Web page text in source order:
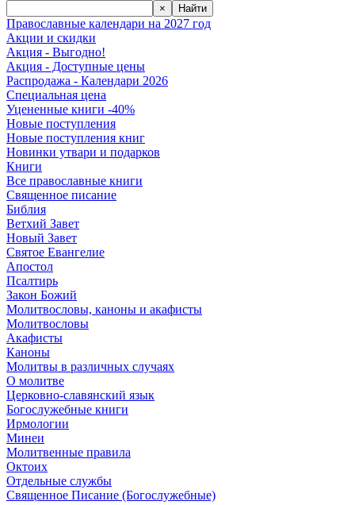
× Найти
Православные календари на 2027 год
Акции и скидки
Акция - Выгодно!
Акция - Доступные цены
Распродажа - Календари 2026
Специальная цена
Уцененные книги -40%
Новые поступления
Новые поступления книг
Новинки утвари и подарков
Книги
Все православные книги
Священное писание
Библия
Ветхий Завет
Новый Завет
Святое Евангелие
Апостол
Псалтирь
Закон Божий
Молитвословы, каноны и акафисты
Молитвословы
Акафисты
Каноны
Молитвы в различных случаях
О молитве
Церковно-славянский язык
Богослужебные книги
Ирмологии
Минеи
Молитвенные правила
Октоих
Отдельные службы
Священное Писание (Богослужебные)